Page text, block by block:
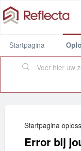
Startpagina
Startpagina
Error bij